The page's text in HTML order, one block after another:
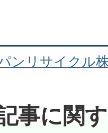
ンリサイクル
事に関